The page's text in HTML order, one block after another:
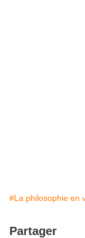
#La philosophie en
Partager